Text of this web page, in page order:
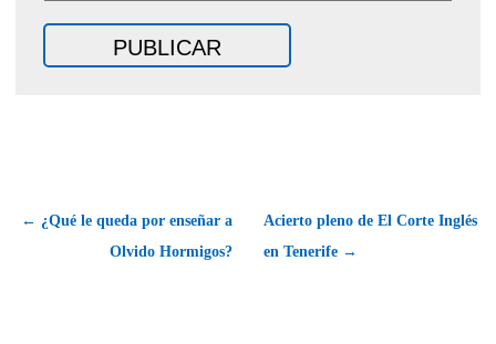
← ¿Qué le queda por enseñar a
Olvido Hormigos?
Acierto pleno de El Corte Inglés
en Tenerife →